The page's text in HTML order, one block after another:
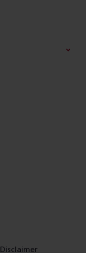
Disclaimer